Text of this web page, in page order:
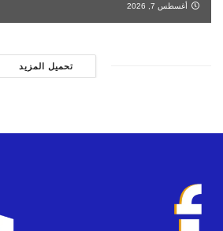
أغسطس 7, 2026
تحميل المزيد